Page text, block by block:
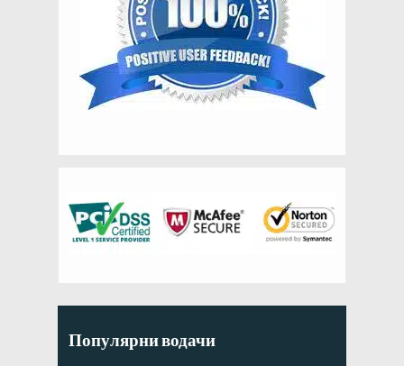
Популярни водачи